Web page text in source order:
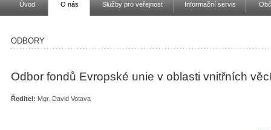
Úvod O nás Služby pro veřejnost Informační servis
ODBORY
Odbor fondů Evropské unie v oblasti vnitřních
Ředitel: Mgr. David Votava